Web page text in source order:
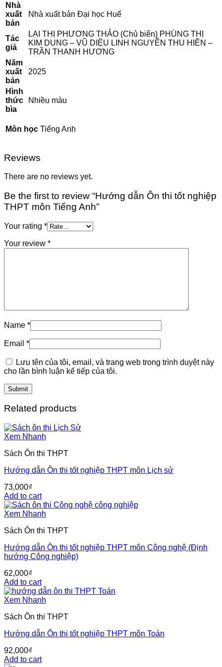
Nhà
xuất
bản
Nhà xuất bản Đại học Huế
Tác
giả
LẠI THỊ PHƯƠNG THẢO (Chủ biên) PHÙNG THỊ
KIM DUNG – VŨ DIỆU LINH NGUYỄN THU HIỀN –
TRẦN THANH HƯƠNG
Năm
xuất
bản
2025
Hình
thức
bìa
Nhiều màu
Môn học Tiếng Anh
Reviews
There are no reviews yet.
Be the first to review “Hướng dẫn Ôn thi tốt nghiệp
THPT môn Tiếng Anh”
Your rating *
Your review *
Name *
Email *
Lưu tên của tôi, email, và trang web trong trình duyệt này
cho lần bình luận kế tiếp của tôi.
Related products
Xem Nhanh
Sách Ôn thi THPT
Hướng dẫn Ôn thi tốt nghiệp THPT môn Lịch sử
73,000₫
Add to cart
Xem Nhanh
Sách Ôn thi THPT
Hướng dẫn Ôn thi tốt nghiệp THPT môn Công nghệ (Định
hướng Công nghiệp)
62,000₫
Add to cart
Xem Nhanh
Sách Ôn thi THPT
Hướng dẫn Ôn thi tốt nghiệp THPT môn Toán
92,000₫
Add to cart